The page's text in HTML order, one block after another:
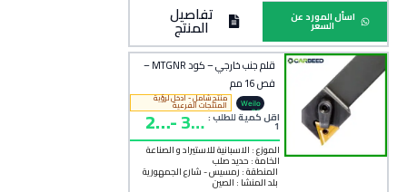
اسأل المورد عن
السعر تفاصيل
المنتج
قلم جنب خارجي – كود MTGNR –
فص 16 مم
Weilo
ng
منتج شامل - ادخل لرؤية
المنتجات الفرعية
اقل كمية للطلب :
1
33
0
-
24
0
الموزع : الاسبانية للاستيراد و الصناعة
الخامة : حديد صلب
المنطقة : رمسيس - شارع الجمهورية
بلد المنشأ :الصين